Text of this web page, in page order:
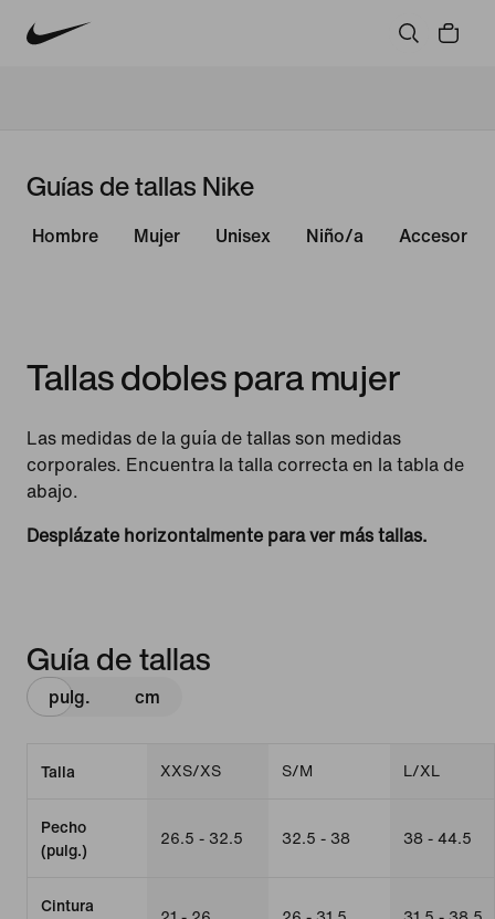
Guías de tallas Nike
Hombre Mujer Unisex Niño/a Accesorios
Tallas dobles para mujer
Las medidas de la guía de tallas son medidas
corporales. Encuentra la talla correcta en la tabla de
abajo.
Desplázate horizontalmente para ver más tallas.
Guía de tallas
pulg. cm
Talla XXS/XS S/M L/XL
Pecho
(pulg.)
26.5 - 32.5 32.5 - 38 38 - 44.5
Cintura